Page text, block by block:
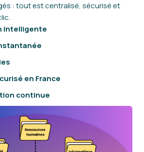
: tout est centralisé, sécurisé et
intelligente
en France
continue